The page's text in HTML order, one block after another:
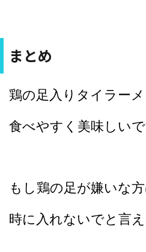
まとめ
鶏の足入りタイラー
食べやすく美味しいで
もし鶏の足が嫌いな
時に入れないでと言え